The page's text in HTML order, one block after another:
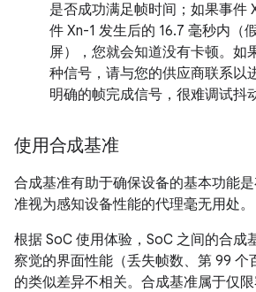
是否成功满足帧时间；如果事件
件 Xn-1 发生后的 16.7 毫秒内（
屏），您就会知道没有卡顿。 如
种信号，请与您的供应商联系以
明确的帧完成信号，很难调试抖
使用合成基准
合成基准有助于确保设备的基本功能
准视为感知设备性能的代理毫无用处。
根据 SoC 使用体验，SoC 之间的合成
察觉的界面性能（丢失帧数、第 99 个
的类似差异不相关。合成基准属于仅